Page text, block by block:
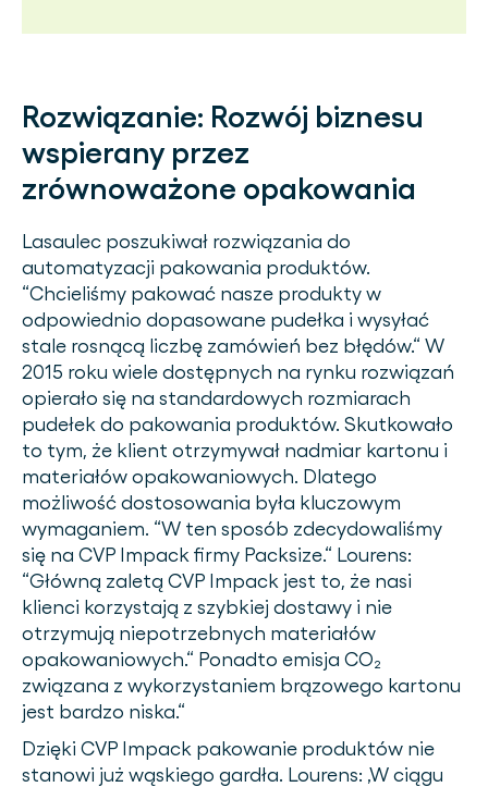
Rozwiązanie: Rozwój biznesu
wspierany przez
zrównoważone opakowania
Lasaulec poszukiwał rozwiązania do
automatyzacji pakowania produktów.
“Chcieliśmy pakować nasze produkty w
odpowiednio dopasowane pudełka i wysyłać
stale rosnącą liczbę zamówień bez błędów.“ W
2015 roku wiele dostępnych na rynku rozwiązań
opierało się na standardowych rozmiarach
pudełek do pakowania produktów. Skutkowało
to tym, że klient otrzymywał nadmiar kartonu i
materiałów opakowaniowych. Dlatego
możliwość dostosowania była kluczowym
wymaganiem. “W ten sposób zdecydowaliśmy
się na CVP Impack firmy Packsize.“ Lourens:
“Główną zaletą CVP Impack jest to, że nasi
klienci korzystają z szybkiej dostawy i nie
otrzymują niepotrzebnych materiałów
opakowaniowych.“ Ponadto emisja CO₂
związana z wykorzystaniem brązowego kartonu
jest bardzo niska.“
Dzięki CVP Impack pakowanie produktów nie
stanowi już wąskiego gardła. Lourens: ‚W ciągu